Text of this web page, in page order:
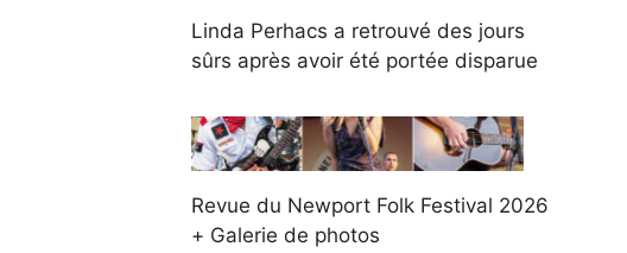
Linda Perhacs a retrouvé des jours
sûrs après avoir été portée disparue
Revue du Newport Folk Festival 2026
+ Galerie de photos